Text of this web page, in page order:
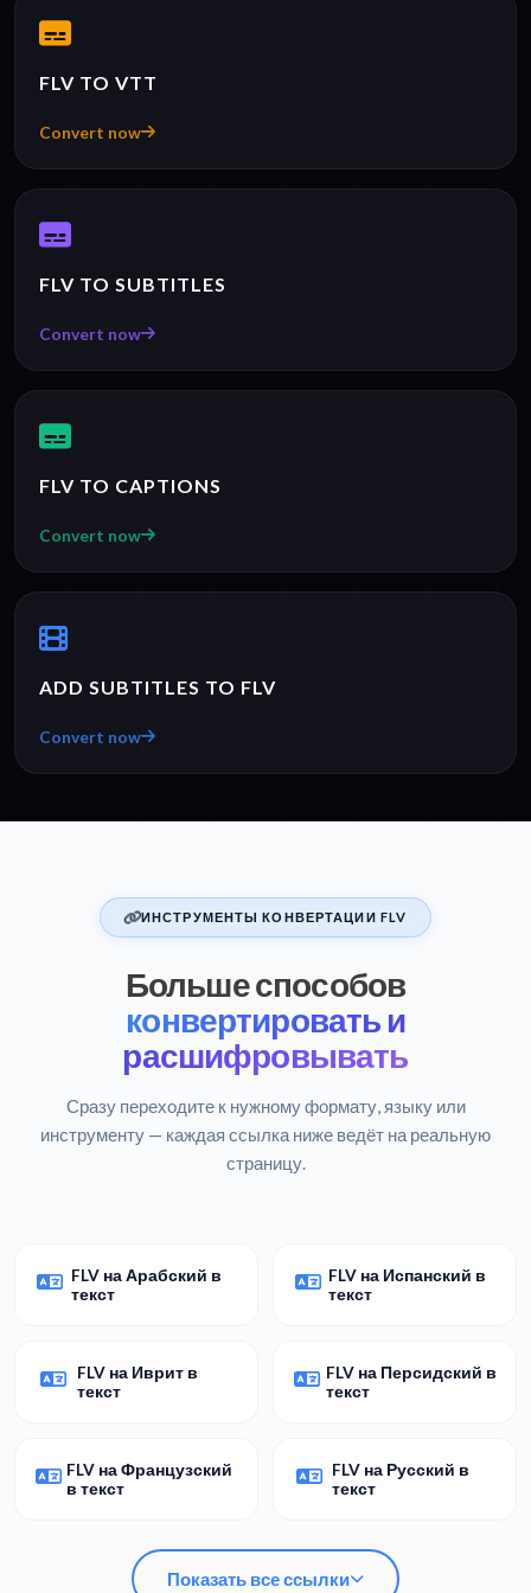
FLV TO VTT
Convert now
FLV TO SUBTITLES
Convert now
FLV TO CAPTIONS
Convert now
ADD SUBTITLES TO FLV
Convert now
ИНСТРУМЕНТЫ КОНВЕРТАЦИИ FLV
Больше способов
конвертировать и
расшифровывать
Сразу переходите к нужному формату, языку или
инструменту — каждая ссылка ниже ведёт на реальную
страницу.
FLV на Арабский в
текст
FLV на Испанский в
текст
FLV на Иврит в
текст
FLV на Персидский в
текст
FLV на Французский
в текст
FLV на Русский в
текст
Показать все ссылки